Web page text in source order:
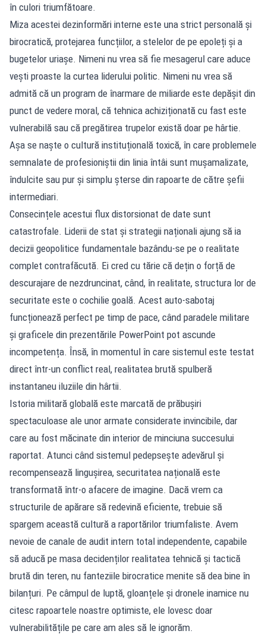
în culori triumfătoare.
Miza acestei dezinformări interne este una strict personală și
birocratică, protejarea funcțiilor, a stelelor de pe epoleți și a
bugetelor uriașe. Nimeni nu vrea să fie mesagerul care aduce
vești proaste la curtea liderului politic. Nimeni nu vrea să
admită că un program de înarmare de miliarde este depășit din
punct de vedere moral, că tehnica achiziționată cu fast este
vulnerabilă sau că pregătirea trupelor există doar pe hârtie.
Așa se naște o cultură instituțională toxică, în care problemele
semnalate de profesioniștii din linia întâi sunt mușamalizate,
îndulcite sau pur și simplu șterse din rapoarte de către șefii
intermediari.
Consecințele acestui flux distorsionat de date sunt
catastrofale. Liderii de stat și strategii naționali ajung să ia
decizii geopolitice fundamentale bazându-se pe o realitate
complet contrafăcută. Ei cred cu tărie că dețin o forță de
descurajare de nezdruncinat, când, în realitate, structura lor de
securitate este o cochilie goală. Acest auto-sabotaj
funcționează perfect pe timp de pace, când paradele militare
și graficele din prezentările PowerPoint pot ascunde
incompetența. Însă, în momentul în care sistemul este testat
direct într-un conflict real, realitatea brută spulberă
instantaneu iluziile din hârtii.
Istoria militară globală este marcată de prăbușiri
spectaculoase ale unor armate considerate invincibile, dar
care au fost măcinate din interior de minciuna succesului
raportat. Atunci când sistemul pedepsește adevărul și
recompensează lingușirea, securitatea națională este
transformată într-o afacere de imagine. Dacă vrem ca
structurile de apărare să redevină eficiente, trebuie să
spargem această cultură a raportărilor triumfaliste. Avem
nevoie de canale de audit intern total independente, capabile
să aducă pe masa decidenților realitatea tehnică și tactică
brută din teren, nu fanteziile birocratice menite să dea bine în
bilanțuri. Pe câmpul de luptă, gloanțele și dronele inamice nu
citesc rapoartele noastre optimiste, ele lovesc doar
vulnerabilitățile pe care am ales să le ignorăm.